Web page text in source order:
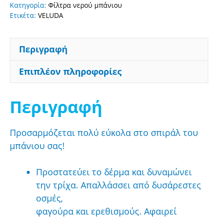
Κατηγορία: Φίλτρα νερού μπάνιου
Ετικέτα: VELUDA
Περιγραφή
Επιπλέον πληροφορίες
Περιγραφή
Προσαρμόζεται πολύ εύκολα στο σπιράλ του
μπάνιου σας!
Προστατεύει το δέρμα και δυναμώνει
την τρίχα. Απαλλάσσει από δυσάρεστες
οσμές,
φαγούρα και ερεθισμούς. Αφαιρεί